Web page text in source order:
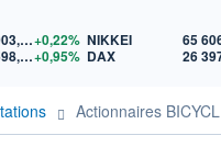
54 003,81+0,22%
26 598,20+0,95%
NIKKEI
DAX
Actionnaires